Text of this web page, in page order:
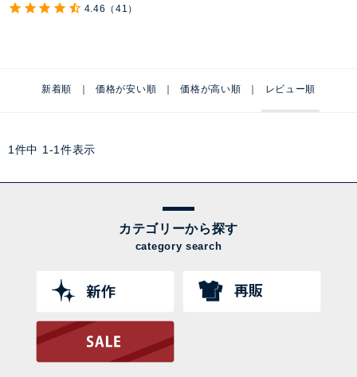
4.46 （41）
新着順 価格が安い順 価格が高い順 レビュー順
1 件中 1 -1 件表示
カテゴリーから探す
category search